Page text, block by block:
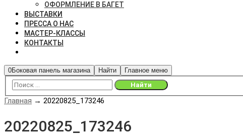
ОФОРМЛЕНИЕ В БАГЕТ
ВЫСТАВКИ
ПРЕССА О НАС
МАСТЕР-КЛАССЫ
КОНТАКТЫ
0Боковая панель магазина Найти Главное меню
Главная → 20220825_173246
20220825_173246